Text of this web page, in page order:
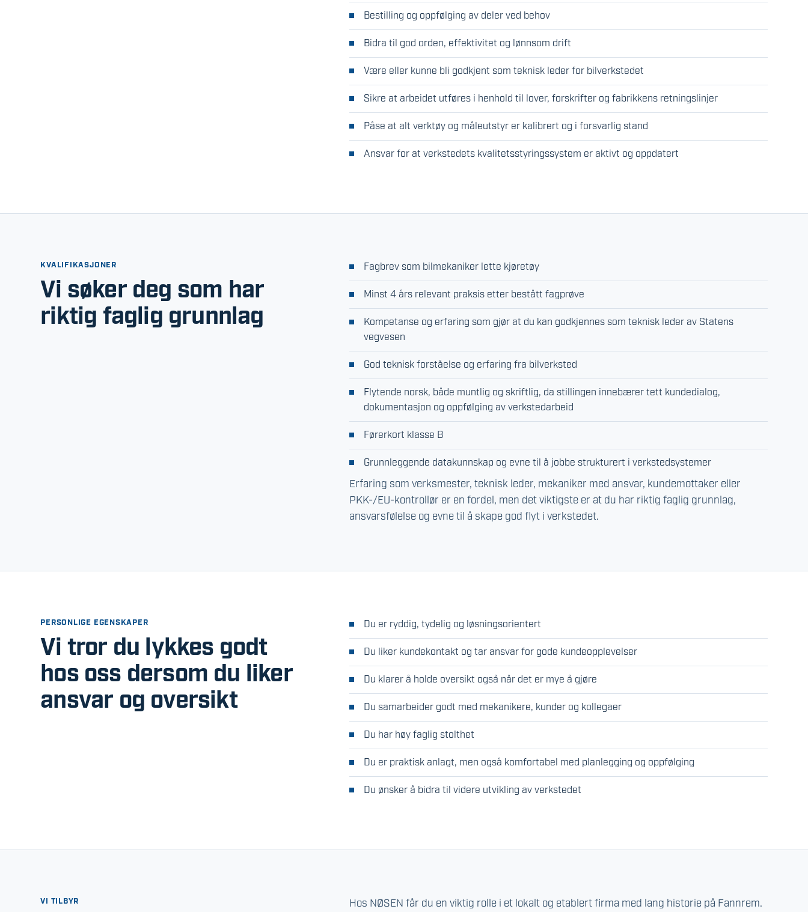
Bestilling og oppfølging av deler ved behov
Bidra til god orden, effektivitet og lønnsom drift
Være eller kunne bli godkjent som teknisk leder for bilverkstedet
Sikre at arbeidet utføres i henhold til lover, forskrifter og fabrikkens retningslinjer
Påse at alt verktøy og måleutstyr er kalibrert og i forsvarlig stand
Ansvar for at verkstedets kvalitetsstyringssystem er aktivt og oppdatert
KVALIFIKASJONER
Vi søker deg som har
riktig faglig grunnlag
Fagbrev som bilmekaniker lette kjøretøy
Minst 4 års relevant praksis etter bestått fagprøve
Kompetanse og erfaring som gjør at du kan godkjennes som teknisk leder av Statens
vegvesen
God teknisk forståelse og erfaring fra bilverksted
Flytende norsk, både muntlig og skriftlig, da stillingen innebærer tett kundedialog,
dokumentasjon og oppfølging av verkstedarbeid
Førerkort klasse B
Grunnleggende datakunnskap og evne til å jobbe strukturert i verkstedsystemer
Erfaring som verksmester, teknisk leder, mekaniker med ansvar, kundemottaker eller
PKK-/EU-kontrollør er en fordel, men det viktigste er at du har riktig faglig grunnlag,
ansvarsfølelse og evne til å skape god flyt i verkstedet.
PERSONLIGE EGENSKAPER
Vi tror du lykkes godt
hos oss dersom du liker
ansvar og oversikt
Du er ryddig, tydelig og løsningsorientert
Du liker kundekontakt og tar ansvar for gode kundeopplevelser
Du klarer å holde oversikt også når det er mye å gjøre
Du samarbeider godt med mekanikere, kunder og kollegaer
Du har høy faglig stolthet
Du er praktisk anlagt, men også komfortabel med planlegging og oppfølging
Du ønsker å bidra til videre utvikling av verkstedet
VI TILBYR Hos NØSEN får du en viktig rolle i et lokalt og etablert firma med lang historie på Fannrem.